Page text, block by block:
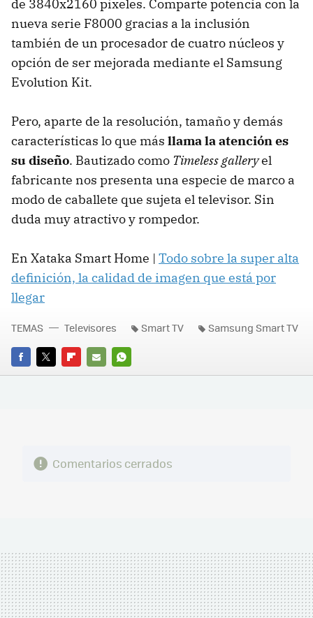
de 3840x2160 píxeles. Comparte potencia con la
nueva serie F8000 gracias a la inclusión
también de un procesador de cuatro núcleos y
opción de ser mejorada mediante el Samsung
Evolution Kit.
Pero, aparte de la resolución, tamaño y demás
características lo que más llama la atención es
su diseño. Bautizado como Timeless galleryel
fabricante nos presenta una especie de marco a
modo de caballete que sujeta el televisor. Sin
duda muy atractivo y rompedor.
En Xataka Smart Home | Todo sobre la super alta
definición, la calidad de imagen que está por
llegar
FACEBOOK
TWITTERFLIPBOARD
E-
WHATSAPP
TEMAS Televisores Smart TV Samsung Smart TV
Comentarios cerrados